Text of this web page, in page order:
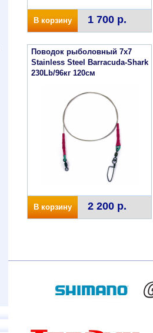
В корзину 1 700 р.
Поводок рыболовный 7х7
Stainless Steel Barracuda-Shark
230Lb/96кг 120см
В корзину 2 200 р.